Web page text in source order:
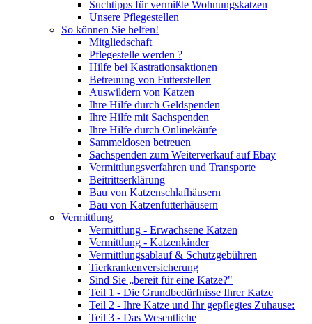
Suchtipps für vermißte Wohnungskatzen
Unsere Pflegestellen
So können Sie helfen!
Mitgliedschaft
Pflegestelle werden ?
Hilfe bei Kastrationsaktionen
Betreuung von Futterstellen
Auswildern von Katzen
Ihre Hilfe durch Geldspenden
Ihre Hilfe mit Sachspenden
Ihre Hilfe durch Onlinekäufe
Sammeldosen betreuen
Sachspenden zum Weiterverkauf auf Ebay
Vermittlungsverfahren und Transporte
Beitrittserklärung
Bau von Katzenschlafhäusern
Bau von Katzenfutterhäusern
Vermittlung
Vermittlung - Erwachsene Katzen
Vermittlung - Katzenkinder
Vermittlungsablauf & Schutzgebühren
Tierkrankenversicherung
Sind Sie „bereit für eine Katze?"
Teil 1 - Die Grundbedürfnisse Ihrer Katze
Teil 2 - Ihre Katze und Ihr gepflegtes Zuhause:
Teil 3 - Das Wesentliche